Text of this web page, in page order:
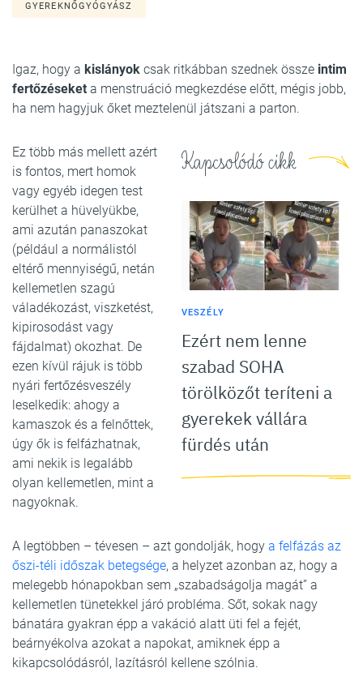
GYEREKNŐGYÓGYÁSZ
Igaz, hogy a kislányok csak ritkábban szednek össze intim
fertőzéseket a menstruáció megkezdése előtt, mégis jobb,
ha nem hagyjuk őket meztelenül játszani a parton.
Kapcsolódó cikk
VESZÉLY
Ezért nem lenne
szabad SOHA
törölközőt teríteni a
gyerekek vállára
fürdés után
Ez több más mellett azért
is fontos, mert homok
vagy egyéb idegen test
kerülhet a hüvelyükbe,
ami azután panaszokat
(például a normálistól
eltérő mennyiségű, netán
kellemetlen szagú
váladékozást, viszketést,
kipirosodást vagy
fájdalmat) okozhat. De
ezen kívül rájuk is több
nyári fertőzésveszély
leselkedik: ahogy a
kamaszok és a felnőttek,
úgy ők is felfázhatnak,
ami nekik is legalább
olyan kellemetlen, mint a
nagyoknak.
A legtöbben – tévesen – azt gondolják, hogy a felfázás az
őszi-téli időszak betegsége, a helyzet azonban az, hogy a
melegebb hónapokban sem „szabadságolja magát” a
kellemetlen tünetekkel járó probléma. Sőt, sokak nagy
bánatára gyakran épp a vakáció alatt üti fel a fejét,
beárnyékolva azokat a napokat, amiknek épp a
kikapcsolódásról, lazításról kellene szólnia.